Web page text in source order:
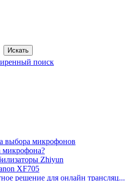
поиск
выбора микрофонов
микрофона?
Zhiyun
XF705
решение для онлайн трансляц...